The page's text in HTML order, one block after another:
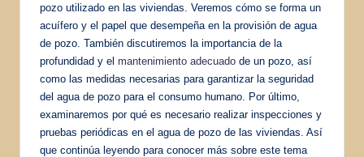
pozo utilizado en las viviendas. Veremos cómo se forma un
acuífero y el papel que desempeña en la provisión de agua
de pozo. También discutiremos la importancia de la
profundidad y el mantenimiento adecuado de un pozo, así
como las medidas necesarias para garantizar la seguridad
del agua de pozo para el consumo humano. Por último,
examinaremos por qué es necesario realizar inspecciones y
pruebas periódicas en el agua de pozo de las viviendas. Así
que continúa leyendo para conocer más sobre este tema